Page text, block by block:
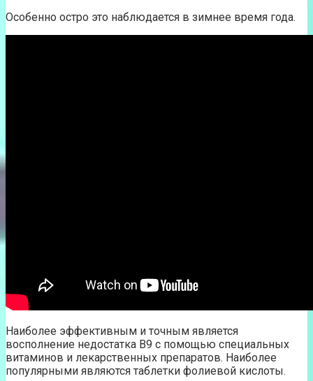
Особенно остро это наблюдается в зимнее время года.
Наиболее эффективным и точным является
восполнение недостатка В9 с помощью специальных
витаминов и лекарственных препаратов. Наиболее
популярными являются таблетки фолиевой кислоты.